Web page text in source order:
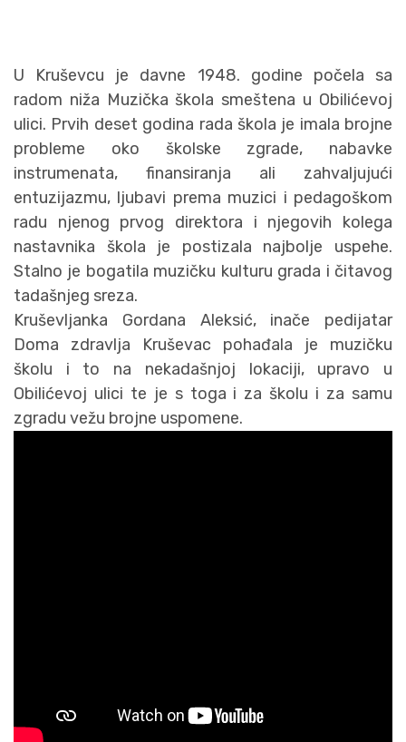
U Kruševcu je davne 1948. godine počela sa
radom niža Muzička škola smeštena u Obilićevoj
ulici. Prvih deset godina rada škola je imala brojne
probleme oko školske zgrade, nabavke
instrumenata, finansiranja ali zahvaljujući
entuzijazmu, ljubavi prema muzici i pedagoškom
radu njenog prvog direktora i njegovih kolega
nastavnika škola je postizala najbolje uspehe.
Stalno je bogatila muzičku kulturu grada i čitavog
tadašnjeg sreza.
Kruševljanka Gordana Aleksić, inače pedijatar
Doma zdravlja Kruševac pohađala je muzičku
školu i to na nekadašnjoj lokaciji, upravo u
Obilićevoj ulici te je s toga i za školu i za samu
zgradu vežu brojne uspomene.